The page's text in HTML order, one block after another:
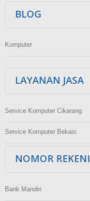
BLOG
Komputer
LAYANAN JASA
Service Komputer Cikarang
Service Komputer Bekasi
NOMOR
Bank Mandiri